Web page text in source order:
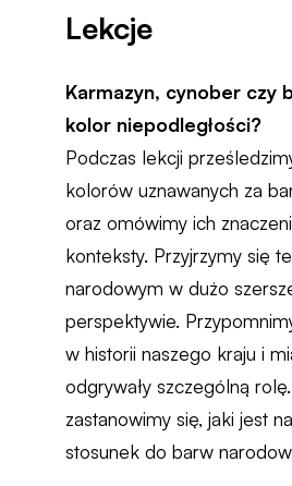
Lekcje
Karmazyn, cynober czy
kolor niepodległości?
Podczas lekcji
kolorów uznawanych za
oraz omówimy ich
konteksty. Przyjrzymy się
narodowym w dużo
perspektywie.
w historii naszego kraju i
odgrywały szczególną
zastanowimy się, jaki jest
stosunek do barw